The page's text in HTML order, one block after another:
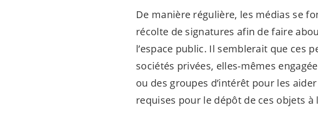
De manière régulière, les médias se
récolte de signatures afin de faire
l’espace public. Il semblerait que ces
sociétés privées, elles-mêmes
ou des groupes d’intérêt pour les
requises pour le dépôt de ces objets à